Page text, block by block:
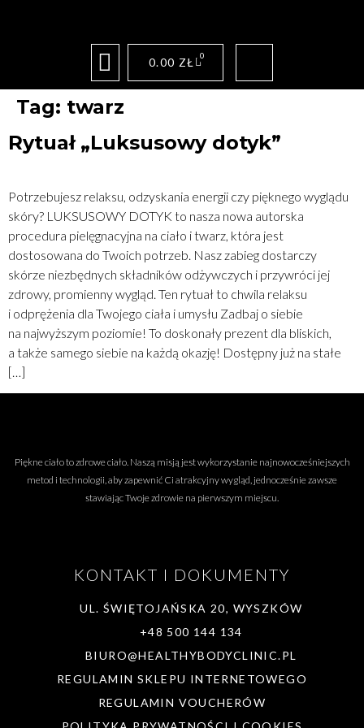
0.00 ZŁ 0
Tag: twarz
Rytuał „Luksusowy dotyk”
Potrzebujesz relaksu, odzyskania energii czy pięknego wyglądu
skóry? LUKSUSOWY DOTYK to nasza nowa autorska
procedura pielęgnacyjna na ciało i twarz, która jest
dostosowana do Twoich potrzeb. Nasz zabieg dostarczy
skórze niezbędnych składników odżywczych i przywróci jej
zdrowy, promienny wygląd. Ten rytuał to chwila relaksu
i odprężenia dla Twojego ciała i umysłu Zadbaj o siebie
na najwyższym poziomie! To doskonały prezent dla bliskich,
a także samego siebie na każdą okazję! Dostępny już na stałe
[…]
Piękne ciało to zdrowe ciało. Naszą misją jest wykorzystanie najnowocześniejszych
metod i technologii, aby zapewnić Ci atrakcyjny wygląd, jednocześnie zawsze
stawiając Twoje zdrowie na pierwszym miejscu.
KONTAKT I DOKUMENTY
UL. ŚWIĘTOJAŃSKA 20, WYSZKÓW
+48 500 144 134
BIURO@HEALTHYBODYCLINIC.PL
REGULAMIN SKLEPU INTERNETOWEGO
REGULAMIN VOUCHERÓW